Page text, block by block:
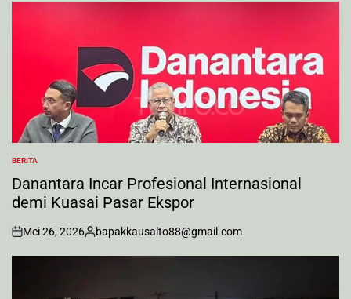
POSTED
IN
BERITA
Danantara Incar Profesional Internasional
demi Kuasai Pasar Ekspor
on
Mei 26, 2026
Posted
by
bapakkausalto88@gmail.com